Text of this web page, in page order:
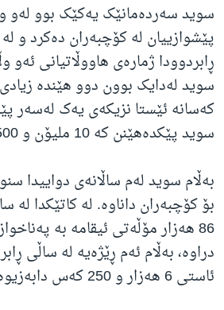
سوید سەردەمانێک یەکێک بوو لەو
پێشوازییان لە کۆچبەران دەکرد و
ڕابردوودا ژمارەی هاووڵاتیانی ئەو
سوید لەدایک بوون دوو هێندە
کەسانە ئێستا نزیکەی یەک لەسەر
سوید پێکدەهێنن کە 10 ملیۆن و 500 هەزار کەسە.
بەڵام سوید لەم ساڵانەی دواییدا
86 هەزار مۆڵەتی ئیقامە بە
دراوە، بەڵام ئەم ڕێژەیە لە ساڵی
ئاستی 6 هەزار و 250 کەس دابەزیوە.